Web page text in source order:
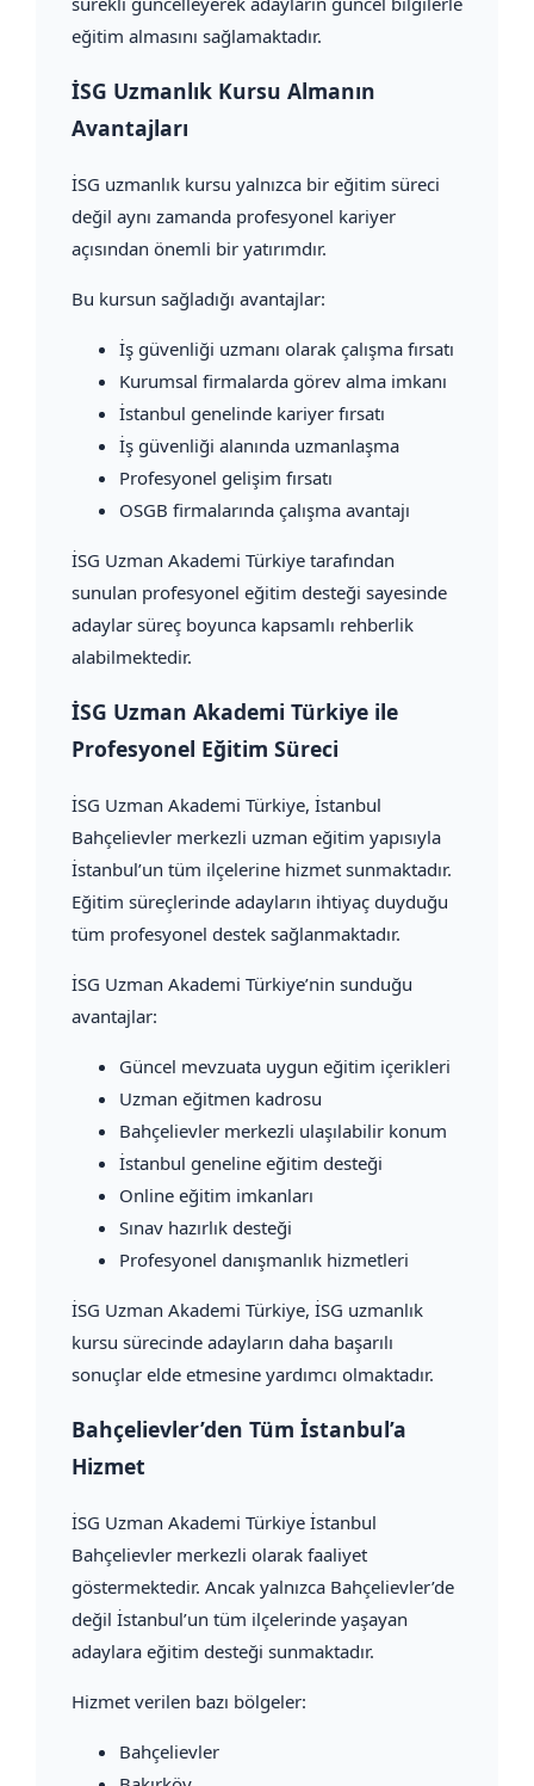
eğitim almasını sağlamaktadır.
İSG Uzmanlık Kursu Almanın
Avantajları
İSG uzmanlık kursu yalnızca bir eğitim süreci
değil aynı zamanda profesyonel kariyer
açısından önemli bir yatırımdır.
Bu kursun sağladığı avantajlar:
İş güvenliği uzmanı olarak çalışma fırsatı
Kurumsal firmalarda görev alma imkanı
İstanbul genelinde kariyer fırsatı
İş güvenliği alanında uzmanlaşma
Profesyonel gelişim fırsatı
OSGB firmalarında çalışma avantajı
İSG Uzman Akademi Türkiye tarafından
sunulan profesyonel eğitim desteği sayesinde
adaylar süreç boyunca kapsamlı rehberlik
alabilmektedir.
İSG Uzman Akademi Türkiye ile
Profesyonel Eğitim Süreci
İSG Uzman Akademi Türkiye, İstanbul
Bahçelievler merkezli uzman eğitim yapısıyla
İstanbul’un tüm ilçelerine hizmet sunmaktadır.
Eğitim süreçlerinde adayların ihtiyaç duyduğu
tüm profesyonel destek sağlanmaktadır.
İSG Uzman Akademi Türkiye’nin sunduğu
avantajlar:
Güncel mevzuata uygun eğitim içerikleri
Uzman eğitmen kadrosu
Bahçelievler merkezli ulaşılabilir konum
İstanbul geneline eğitim desteği
Online eğitim imkanları
Sınav hazırlık desteği
Profesyonel danışmanlık hizmetleri
İSG Uzman Akademi Türkiye, İSG uzmanlık
kursu sürecinde adayların daha başarılı
sonuçlar elde etmesine yardımcı olmaktadır.
Bahçelievler’den Tüm İstanbul’a
Hizmet
İSG Uzman Akademi Türkiye İstanbul
Bahçelievler merkezli olarak faaliyet
göstermektedir. Ancak yalnızca Bahçelievler’de
değil İstanbul’un tüm ilçelerinde yaşayan
adaylara eğitim desteği sunmaktadır.
Hizmet verilen bazı bölgeler:
Bahçelievler